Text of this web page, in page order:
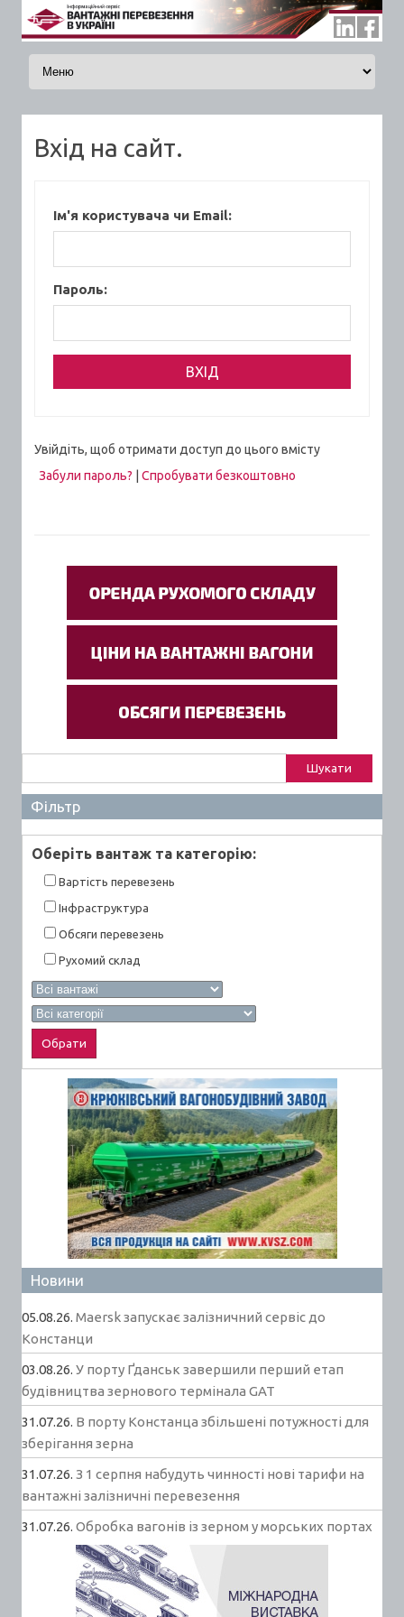
Skip to content
Вхід на сайт.
Ім'я користувача чи Email:
Пароль:
Увійдіть, щоб отримати доступ до цього вмісту
Забули пароль?
Спробувати безкоштовно
Фільтр
Оберiть вантаж та категорiю:
Вартiсть перевезень
Інфраструктура
Обсяги перевезень
Рухомий склад
Новини
05.08.26. Maersk запускає залізничний сервіс до
Констанци
03.08.26. У порту Ґданськ завершили перший етап
будівництва зернового термінала GAT
31.07.26. В порту Констанца збільшені потужності для
зберігання зерна
31.07.26. З 1 серпня набудуть чинності нові тарифи на
вантажні залізничні перевезення
31.07.26. Обробка вагонів із зерном у морських портах